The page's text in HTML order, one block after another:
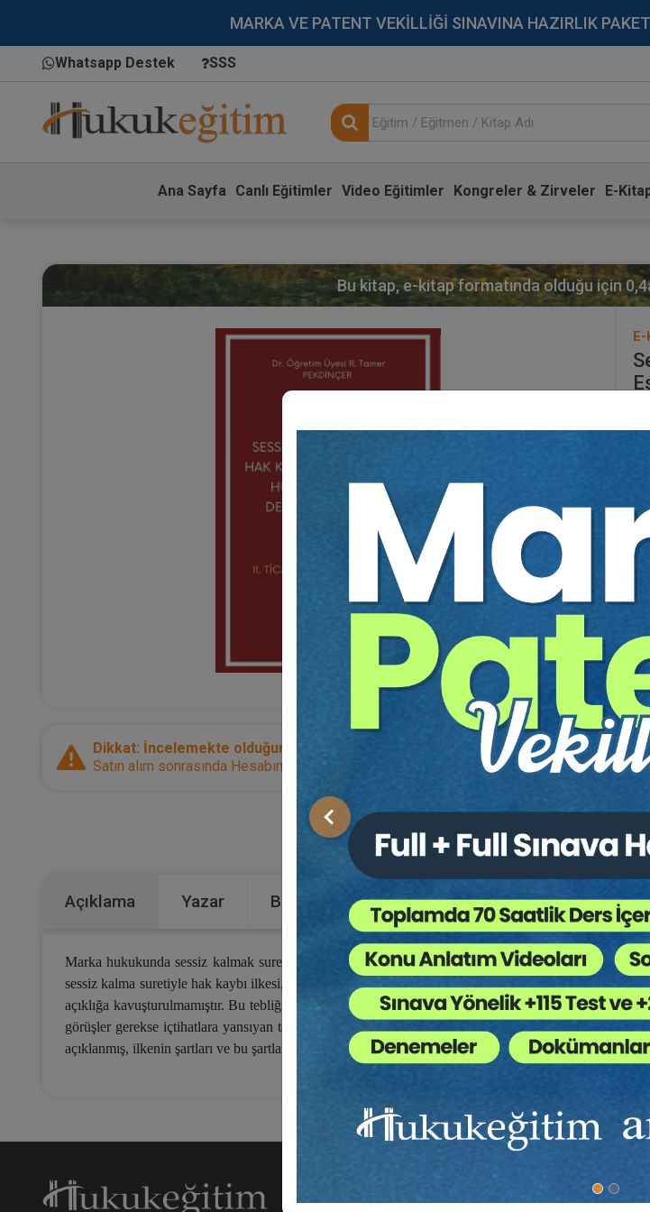
MARKA VE PATENT VEKİLLİĞİ SINAVINA HAZIRLIK
Whatsapp Destek SSS
Ana Sayfa Canlı Eğitimler Video Eğitimler Kongreler & Zirveler E-
Önceki
Bu kitap, e-kitap formatında olduğu için 0,4
Tür:
Dikkat: İncelemekte olduğunuz ürün bir e-kitaptır.
Satın alım sonrasında Hesabım sayfanız üzerinden direkt olarak ulaşabilir ve
Kategoriler: Bütün Hukuk Kitapları,
Açıklama Yazar Bu Kitap İçin Kaç Ağaç Kesiliyor ?
Marka hukukunda sessiz kalmak suretiyle hak kaybı; hükümsüzlük davası, marka hakkına tecavüz
sessiz kalma suretiyle hak kaybı ilkesi, 6769 sayılı Sınai Mülkiyet Kanunu ile ilk kez pozitif
açıklığa kavuşturulmamıştır. Bu tebliğin konusu, marka hukukunda istisnai bir yeri olan sessiz
görüşler gerekse içtihatlara yansıyan tartışmalara ilişkin görüş ve önerilerimizin açıklanmasıdır.
açıklanmış, ilkenin şartları ve bu şartlara ilişkin uygulamada ortaya çıkan önemli hususlar tartışılmıştır.
Hakkımızda